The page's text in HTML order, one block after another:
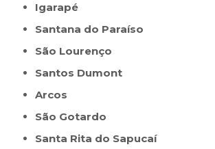
Igarapé
Santana do Paraíso
São Lourenço
Santos Dumont
Arcos
São Gotardo
Santa Rita do Sapucaí